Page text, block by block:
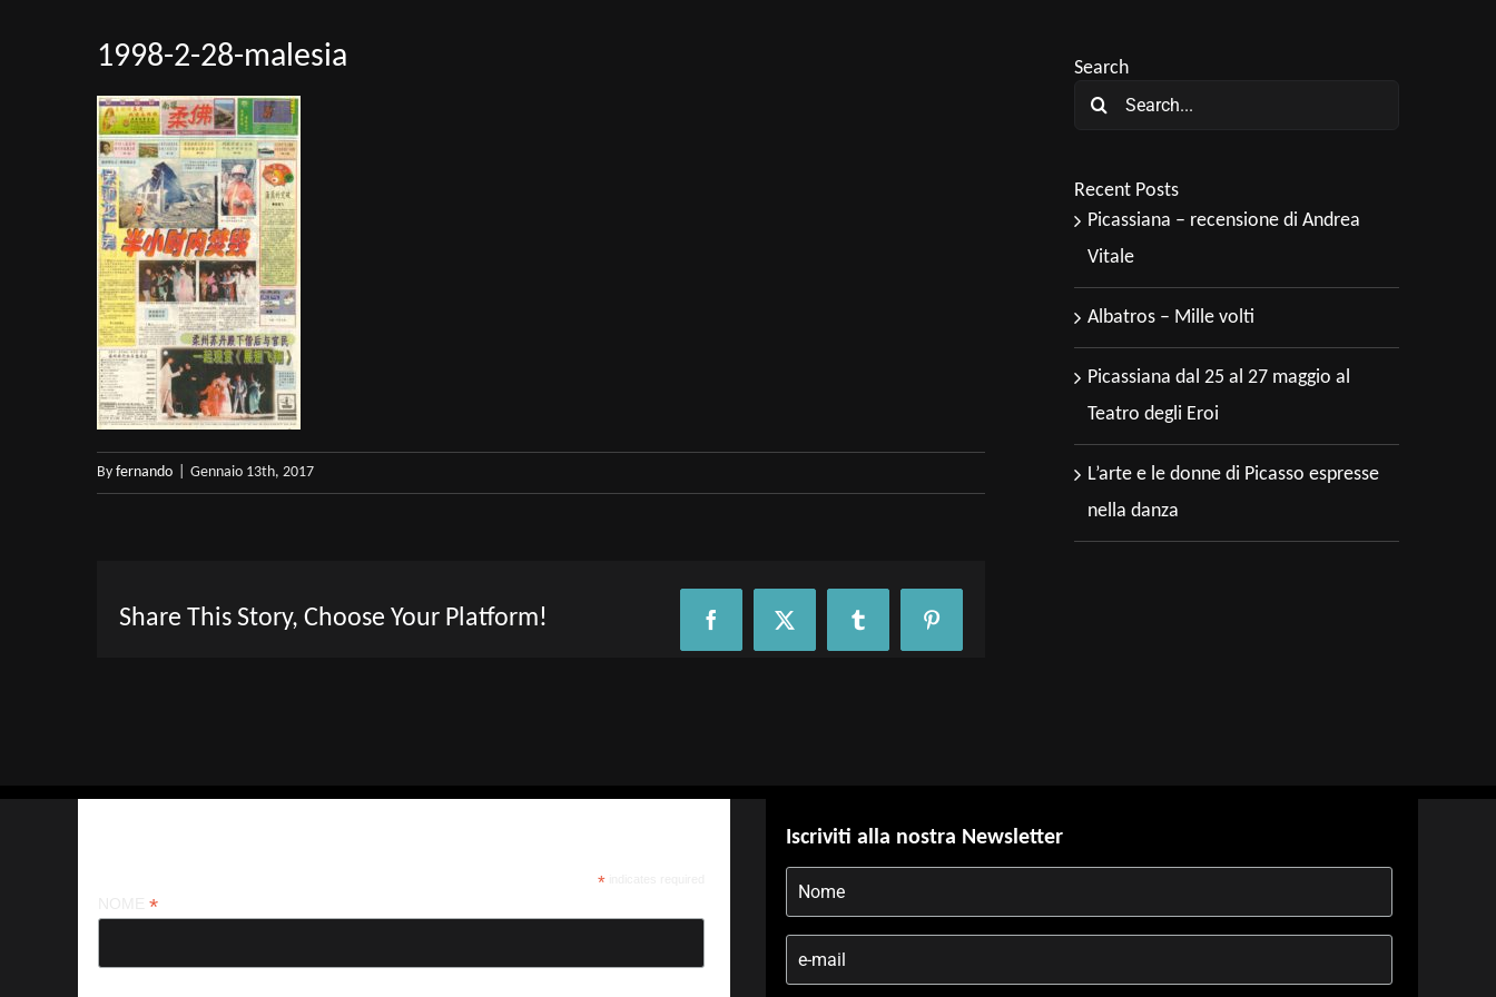
1998-2-28-malesia
By fernando Gennaio 13th, 2017
Share This Story, Choose Your Platform! FacebookX Tumblr Pinterest
Search
Search
Recent Posts
Picassiana – recensione di Andrea
Vitale
Albatros – Mille volti
Picassiana dal 25 al 27 maggio al
Teatro degli Eroi
L’arte e le donne di Picasso espresse
nella danza
*
*
Iscriviti alla nostra Newsletter